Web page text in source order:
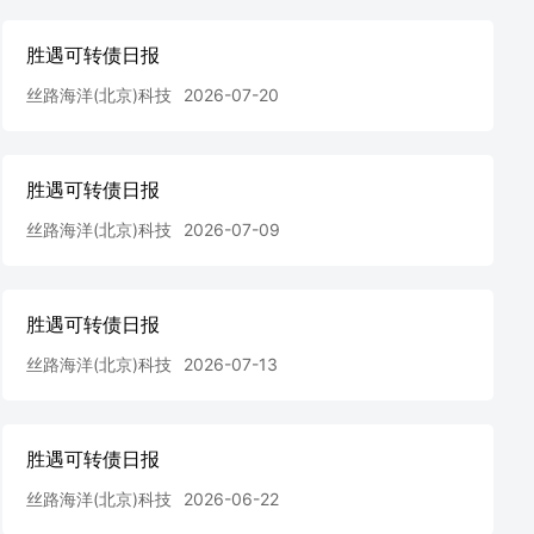
胜遇可转债日报
丝路海洋(北京)科技 2026-07-20
胜遇可转债日报
丝路海洋(北京)科技 2026-07-09
胜遇可转债日报
丝路海洋(北京)科技 2026-07-13
胜遇可转债日报
丝路海洋(北京)科技 2026-06-22